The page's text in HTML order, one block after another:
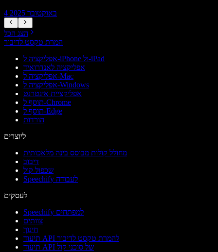
4 באוקטובר 2025
הצג הכל
המרת טקסט לדיבור
אפליקציה ל-iPhone ול-iPad
אפליקציה לאנדרואיד
אפליקציה ל-Mac
אפליקציה ל-Windows
אפליקציית אינטרנט
תוסף ל-Chrome
תוסף ל-Edge
הורדות
ליוצרים
מחולל קולות מבוסס בינה מלאכותית
דיבוב
שכפול קול
Speechify לעבודה
לעסקים
Speechify למפתחים
צוותים
חינוך
תיעוד API להמרת טקסט לדיבור
תיעוד API של סוכני קול